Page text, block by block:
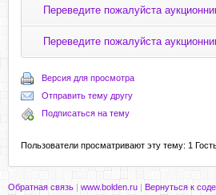
Переведите пожалуйста
Переведите пожалуйста
Версия для просмотра
Отправить тему другу
Подписаться на тему
Пользователи просматривают эту тему: 1
Обратная связь |www.bolden.ru | Вернуться к